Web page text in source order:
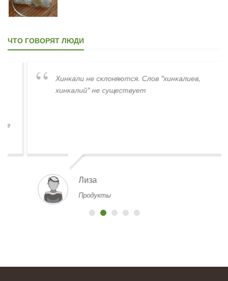
ЧТО ГОВОРЯТ ЛЮДИ
Хинкали не склоняются. Слов "хинкалиев,
хинкалий" не существует
Лиза
Продукты